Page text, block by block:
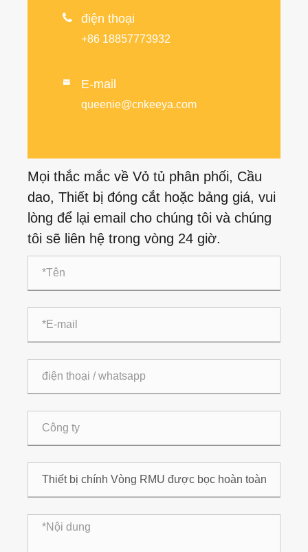
 điện thoại
+86 18857773932
 E-mail
queenie@cnkeeya.com
Mọi thắc mắc về Vỏ tủ phân phối, Cầu
dao, Thiết bị đóng cắt hoặc bảng giá, vui
lòng để lại email cho chúng tôi và chúng
tôi sẽ liên hệ trong vòng 24 giờ.